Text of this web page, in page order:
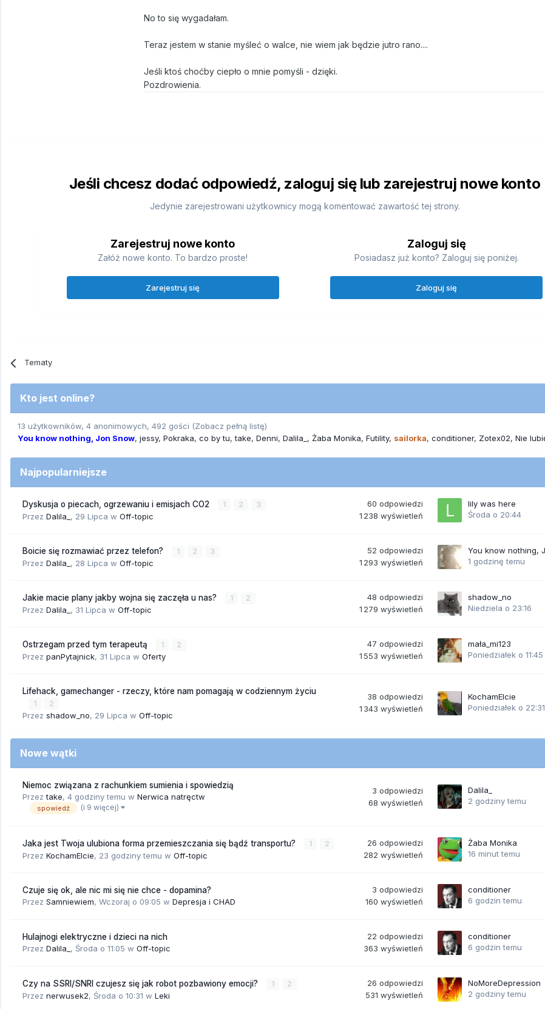
No to się wygadałam.
Teraz jestem w stanie myśleć o walce, nie wiem jak będzie jutro rano....
Jeśli ktoś choćby ciepło o mnie pomyśli - dzięki.
Pozdrowienia.
Jeśli chcesz dodać odpowiedź, zaloguj się lub zarejestruj nowe konto
Jedynie zarejestrowani użytkownicy mogą komentować zawartość tej strony.
Zarejestruj nowe konto
Załóż nowe konto. To bardzo proste!
Zarejestruj się
Zaloguj się
Posiadasz już konto? Zaloguj się poniżej.
Zaloguj się
Tematy
Kto jest online?
13 użytkowników, 4 anonimowych, 492 gości (Zobacz pełną listę)
You know nothing, Jon Snow jessy Pokraka co by tu take Denni Dalila_ Żaba Monika Futility sailorka conditioner Zotex02 Nie
Najpopularniejsze
Dyskusja o piecach, ogrzewaniu i emisjach CO2 1 2 3
Przez Dalila_ , 29 Lipca w Off-topic
60 odpowiedzi
1 238 wyświetleń
lily was here
Środa o 20:44
Boicie się rozmawiać przez telefon? 1 2 3
Przez Dalila_ , 28 Lipca w Off-topic
52 odpowiedzi
1 293 wyświetleń
You know nothing,
1 godzinę temu
Jakie macie plany jakby wojna się zaczęła u nas? 1 2
Przez Dalila_ , 31 Lipca w Off-topic
48 odpowiedzi
1 279 wyświetleń
shadow_no
Niedziela o 23:16
Ostrzegam przed tym terapeutą 1 2
Przez panPytajnick, 31 Lipca w Oferty
47 odpowiedzi
1 553 wyświetleń
mała_mi123
Poniedziałek o 11:45
Lifehack, gamechanger - rzeczy, które nam pomagają w codziennym życiu
1 2
Przez shadow_no, 29 Lipca w Off-topic
38 odpowiedzi
1 343 wyświetleń
KochamElcie
Poniedziałek o 22:31
Nowe wątki
Niemoc związana z rachunkiem sumienia i spowiedzią
Przeztake, 4 godziny temu w Nerwica natręctw
spowiedź (i 9 więcej)
3 odpowiedzi
68 wyświetleń
Dalila_
2 godziny temu
Jaka jest Twoja ulubiona forma przemieszczania się bądź transportu? 1 2
Przez KochamElcie, 23 godziny temu w Off-topic
26 odpowiedzi
282 wyświetleń
Żaba Monika
16 minut temu
Czuje się ok, ale nic mi się nie chce - dopamina?
Przez Samniewiem, Wczoraj o 09:05 w Depresja i CHAD
3 odpowiedzi
160 wyświetleń
conditioner
6 godzin temu
Hulajnogi elektryczne i dzieci na nich
Przez Dalila_ , Środa o 11:05 w Off-topic
22 odpowiedzi
363 wyświetleń
conditioner
6 godzin temu
Czy na SSRI/SNRI czujesz się jak robot pozbawiony emocji? 1 2
Przez nerwusek2, Środa o 10:31 w Leki
26 odpowiedzi
531 wyświetleń
NoMoreDepression
2 godziny temu